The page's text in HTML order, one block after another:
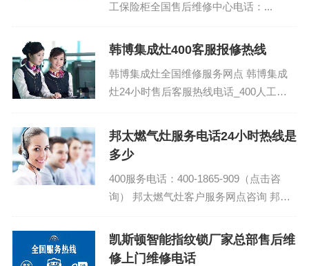
工保险柜全国售后维修中心电话：...
韩博集成灶400客服报修热线
韩博集成灶全国维修服务网点 韩博集成
灶24小时售后客服热线电话_400人工客
询）（2）400-1865...
邦太燃气灶服务电话24小时热线是
多少
400服务电话：400-1865-909（点击咨
询） 邦太燃气灶客户服务网点咨询 邦太
话...
凯斯顿智能指纹锁厂家总部售后维
修上门维修电话